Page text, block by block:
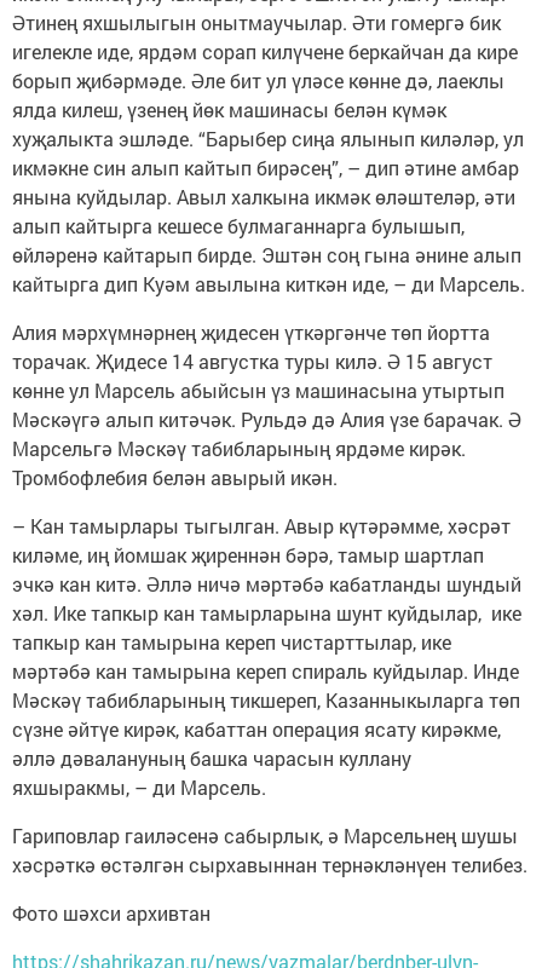
Әтинең яхшылыгын онытмаучылар. Әти гомергә бик
игелекле иде, ярдәм сорап килүчене беркайчан да кире
борып җибәрмәде. Әле бит ул үләсе көнне дә, лаеклы
ялда килеш, үзенең йөк машинасы белән күмәк
хуҗалыкта эшләде. “Барыбер сиңа ялынып киләләр, ул
икмәкне син алып кайтып бирәсең”, – дип әтине амбар
янына куйдылар. Авыл халкына икмәк өләштеләр, әти
алып кайтырга кешесе булмаганнарга булышып,
өйләренә кайтарып бирде. Эштән соң гына әнине алып
кайтырга дип Куәм авылына киткән иде, – ди Марсель.
Алия мәрхүмнәрнең җидесен үткәргәнче төп йортта
торачак. Җидесе 14 августка туры килә. Ә 15 август
көнне ул Марсель абыйсын үз машинасына утыртып
Мәскәүгә алып китәчәк. Рульдә дә Алия үзе барачак. Ә
Марсельгә Мәскәү табибларының ярдәме кирәк.
Тромбофлебия белән авырый икән.
– Кан тамырлары тыгылган. Авыр күтәрәмме, хәсрәт
киләме, иң йомшак җиреннән бәрә, тамыр шартлап
эчкә кан китә. Әллә ничә мәртәбә кабатланды шундый
хәл. Ике тапкыр кан тамырларына шунт куйдылар, ике
тапкыр кан тамырына кереп чистарттылар, ике
мәртәбә кан тамырына кереп спираль куйдылар. Инде
Мәскәү табибларының тикшереп, Казанныкыларга төп
сүзне әйтүе кирәк, кабаттан операция ясату кирәкме,
әллә дәвалануның башка чарасын куллану
яхшыракмы, – ди Марсель.
Гариповлар гаиләсенә сабырлык, ә Марсельнең шушы
хәсрәткә өстәлгән сырхавыннан тернәкләнүен телибез.
Фото шәхси архивтан
https://shahrikazan.ru/news/yazmalar/berdnber-ulyn-